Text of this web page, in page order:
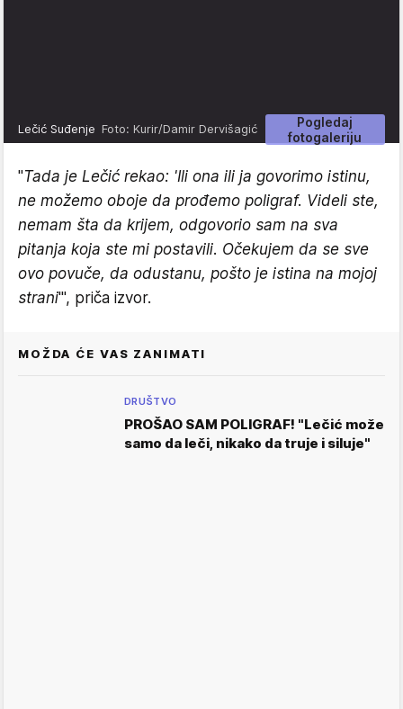
Pogledaj
fotogaleriju
Lečić Suđenje Foto: Kurir/Damir Dervišagić
"Tada je Lečić rekao: 'Ili ona ili ja govorimo istinu,
ne možemo oboje da prođemo poligraf. Videli ste,
nemam šta da krijem, odgovorio sam na sva
pitanja koja ste mi postavili. Očekujem da se sve
ovo povuče, da odustanu, pošto je istina na mojoj
strani'", priča izvor.
MOŽDA ĆE VAS ZANIMATI
DRUŠTVO
PROŠAO SAM POLIGRAF! "Lečić može
samo da leči, nikako da truje i siluje"